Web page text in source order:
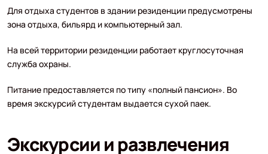
Для отдыха студентов в здании резиденции предусмотрены
зона отдыха, бильярд и компьютерный зал.
На всей территории резиденции работает круглосуточная
служба охраны.
Питание предоставляется по типу «полный пансион». Во
время экскурсий студентам выдается сухой паек.
Экскурсии и развлечения